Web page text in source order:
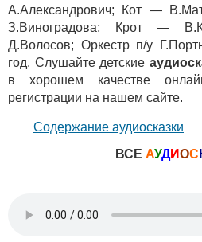
А.Александрович; Кот —
З.Виноградова; Крот —
Д.Волосов; Оркестр п/у
год. Слушайте детские
в хорошем качестве
регистрации на нашем сайте.
Содержание аудиосказки
ВСЕ АУДИОС